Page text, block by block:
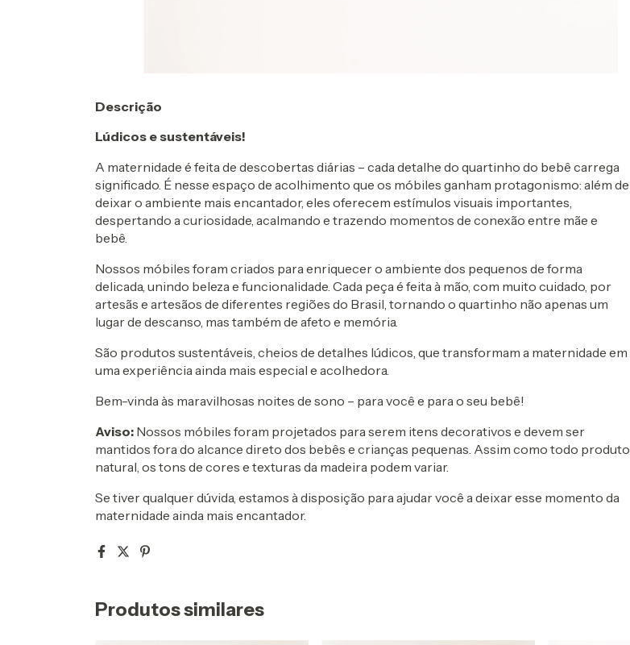
Descrição
Lúdicos e sustentáveis!
A maternidade é feita de descobertas diárias – cada detalhe do quartinho do bebê carrega
significado. É nesse espaço de acolhimento que os móbiles ganham protagonismo: além de
deixar o ambiente mais encantador, eles oferecem estímulos visuais importantes,
despertando a curiosidade, acalmando e trazendo momentos de conexão entre mãe e
bebê.
Nossos móbiles foram criados para enriquecer o ambiente dos pequenos de forma
delicada, unindo beleza e funcionalidade. Cada peça é feita à mão, com muito cuidado, por
artesãs e artesãos de diferentes regiões do Brasil, tornando o quartinho não apenas um
lugar de descanso, mas também de afeto e memória.
São produtos sustentáveis, cheios de detalhes lúdicos, que transformam a maternidade em
uma experiência ainda mais especial e acolhedora.
Bem-vinda às maravilhosas noites de sono – para você e para o seu bebê!
Aviso: Nossos móbiles foram projetados para serem itens decorativos e devem ser
mantidos fora do alcance direto dos bebês e crianças pequenas. Assim como todo produto
natural, os tons de cores e texturas da madeira podem variar.
Se tiver qualquer dúvida, estamos à disposição para ajudar você a deixar esse momento da
maternidade ainda mais encantador.
Produtos similares